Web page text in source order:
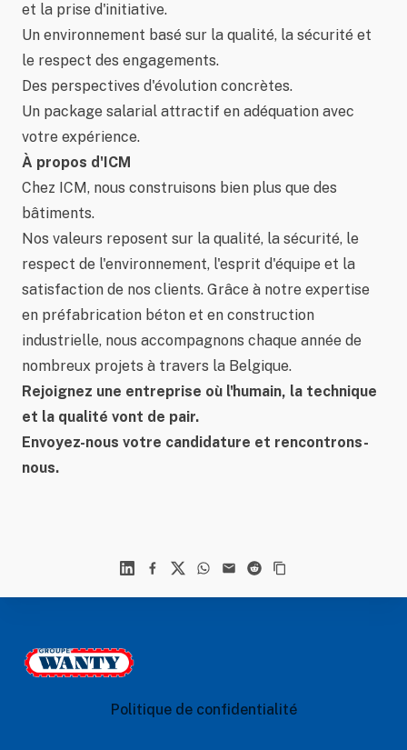
et la prise d'initiative.
Un environnement basé sur la qualité, la sécurité et
le respect des engagements.
Des perspectives d'évolution concrètes.
Un package salarial attractif en adéquation avec
votre expérience.
À propos d'ICM
Chez ICM, nous construisons bien plus que des
bâtiments.
Nos valeurs reposent sur la qualité, la sécurité, le
respect de l'environnement, l'esprit d'équipe et la
satisfaction de nos clients. Grâce à notre expertise
en préfabrication béton et en construction
industrielle, nous accompagnons chaque année de
nombreux projets à travers la Belgique.
Rejoignez une entreprise où l'humain, la technique
et la qualité vont de pair.
Envoyez-nous votre candidature et rencontrons-
nous.
LinkedinFacebook
X WhatsApp
MailReddit
Le Groupe Wanty
Politique de confidentialité